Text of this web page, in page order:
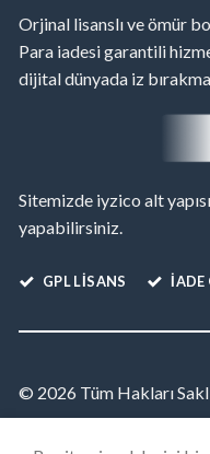
Orjinal lisanslı ve ömür
Para iadesi garantili
dijital dünyada iz
Sitemizde iyzico alt
yapabilirsiniz.
GPL LISANS İADE
© 2026 Tüm Hakları